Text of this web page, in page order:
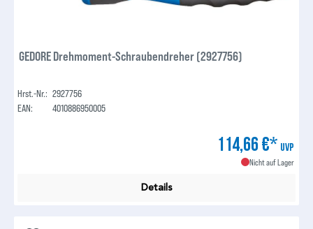
GEDORE Drehmoment-Schraubendreher (2927756)
Hrst.-Nr.: 2927756
EAN:
4010886950005
114,66 €* UVP
Nicht auf Lager
Details